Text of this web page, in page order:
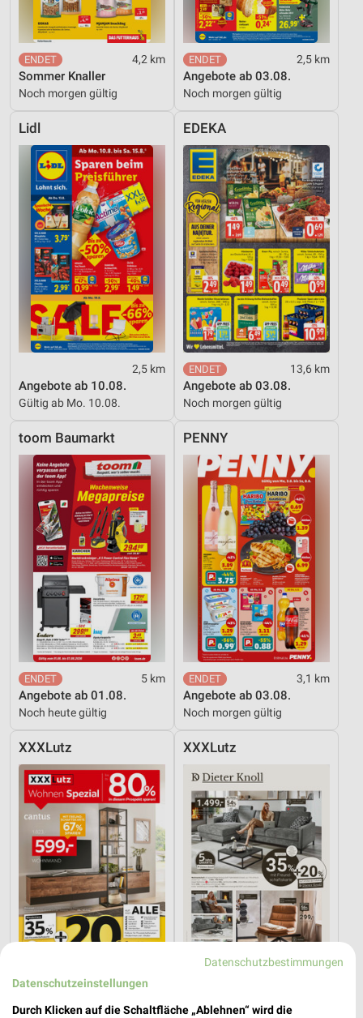
4,2 km
Sommer Knaller
Noch morgen gültig
2,5 km
Angebote ab 03.08.
Noch morgen gültig
Lidl
2,5 km
Angebote ab 10.08.
Gültig ab Mo. 10.08.
EDEKA
13,6 km
Angebote ab 03.08.
Noch morgen gültig
toom Baumarkt
5 km
Angebote ab 01.08.
Noch heute gültig
PENNY
3,1 km
Angebote ab 03.08.
Noch morgen gültig
XXXLutz
58,2 km
Wohnen Spezial
XXXLutz
Dieter Knoll
Datenschutzbestimmungen
Datenschutzeinstellungen
Durch Klicken auf die Schaltfläche „Ablehnen“ wird die